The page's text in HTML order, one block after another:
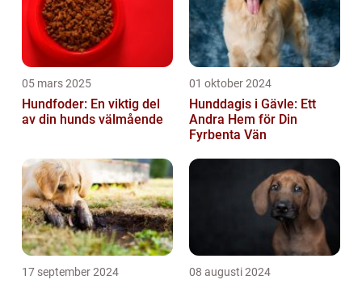
05 mars 2025
Hundfoder: En viktig del
av din hunds välmående
01 oktober 2024
Hunddagis i Gävle: Ett
Andra Hem för Din
Fyrbenta Vän
17 september 2024 08 augusti 2024